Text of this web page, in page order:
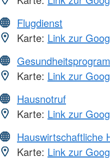
Flugdienst
Karte: Link zur
Karte: Link zur
Hausnotruf
Karte: Link zur
Hauswirtschaftliche
Karte: Link zur